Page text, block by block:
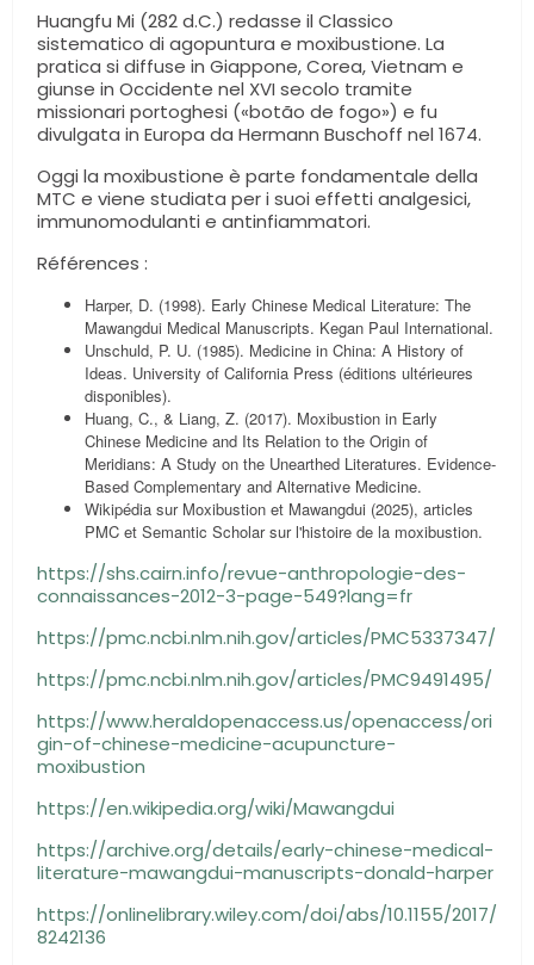
Huangfu Mi (282 d.C.) redasse il Classico
sistematico di agopuntura e moxibustione. La
pratica si diffuse in Giappone, Corea, Vietnam e
giunse in Occidente nel XVI secolo tramite
missionari portoghesi («botão de fogo») e fu
divulgata in Europa da Hermann Buschoff nel 1674.
Oggi la moxibustione è parte fondamentale della
MTC e viene studiata per i suoi effetti analgesici,
immunomodulanti e antinfiammatori.
Références :
Harper, D. (1998). Early Chinese Medical Literature: The
Mawangdui Medical Manuscripts. Kegan Paul International.
Unschuld, P. U. (1985). Medicine in China: A History of
Ideas. University of California Press (éditions ultérieures
disponibles).
Huang, C., & Liang, Z. (2017). Moxibustion in Early
Chinese Medicine and Its Relation to the Origin of
Meridians: A Study on the Unearthed Literatures. Evidence-
Based Complementary and Alternative Medicine.
Wikipédia sur Moxibustion et Mawangdui (2025), articles
PMC et Semantic Scholar sur l'histoire de la moxibustion.
https://shs.cairn.info/revue-anthropologie-des-
connaissances-2012-3-page-549?lang=fr
https://pmc.ncbi.nlm.nih.gov/articles/PMC5337347/
https://pmc.ncbi.nlm.nih.gov/articles/PMC9491495/
https://www.heraldopenaccess.us/openaccess/ori
gin-of-chinese-medicine-acupuncture-
moxibustion
https://en.wikipedia.org/wiki/Mawangdui
https://archive.org/details/early-chinese-medical-
literature-mawangdui-manuscripts-donald-harper
https://onlinelibrary.wiley.com/doi/abs/10.1155/2017/
8242136